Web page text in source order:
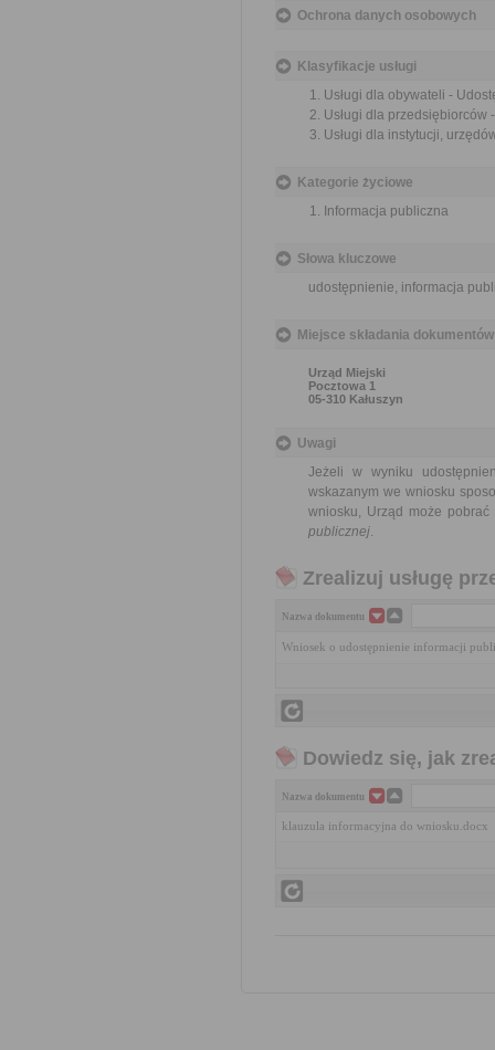
Ochrona danych osobowych
Klasyfikacje usługi
Usługi dla obywateli -
Usługi dla
Usługi dla instytucji,
Kategorie życiowe
Informacja publiczna
Słowa kluczowe
udostępnienie, informacja
Miejsce składania dokumentów
Urząd Miejski
Pocztowa 1
05-310 Kałuszyn
Uwagi
Jeżeli w wyniku
wskazanym we wniosku
wniosku, Urząd może
publicznej.
Zrealizuj usługę
Nazwa dokumentu
Wniosek o udostępnienie informacji
Dowiedz się, jak
Nazwa dokumentu
klauzula informacyjna do wniosku.docx